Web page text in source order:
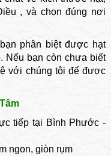
, và chọn đúng nơi
phân biệt được hạt
Nếu bạn còn chưa biết
với chúng tôi để được
tiếp tại Bình Phước -
ngon, giòn rụm